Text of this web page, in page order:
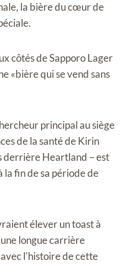
la bière du cœur de
côtés de Sapporo Lager
«bière qui se vend sans
principal au siège
de la santé de Kirin
derrière Heartland – est
fin de sa période de
élever un toast à
longue carrière
l'histoire de cette